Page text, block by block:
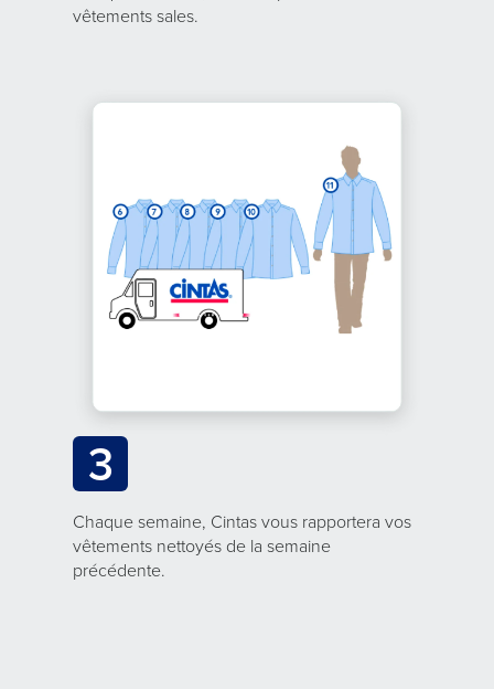
vêtements sales.
3
Chaque semaine, Cintas vous rapportera vos
vêtements nettoyés de la semaine
précédente.